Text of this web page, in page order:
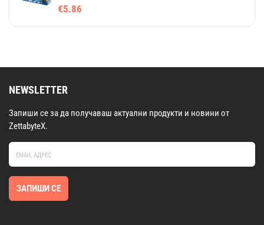
€5.86
NEWSLETTER
Запиши се за да получаваш актуални продукти и новини от
ZettabyteX.
ЗАПИШИ СЕ